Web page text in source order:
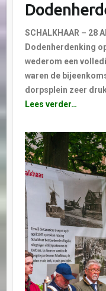
SCHALKHAAR – 28
Dodenherdenking
wederom een
waren de
dorpsplein zeer
Lees verder…